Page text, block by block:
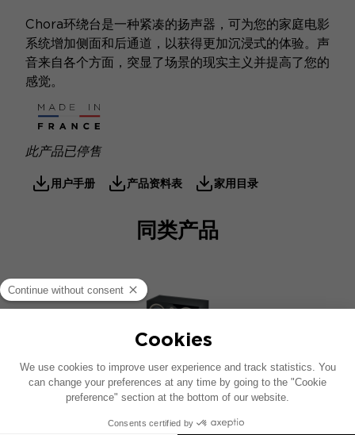
Chora环绕台是一种紧凑的扬声器，可为您的家庭电影
系统增加侧面和后通道，以获得更加沉浸式的体验。声
音来自各个方面，突显了场景的现实主义并提高了您的
感觉。
此产品已停售
用户手册 产品资料表 家用目录
同类产品
THEVA CENTER
中置扬声器